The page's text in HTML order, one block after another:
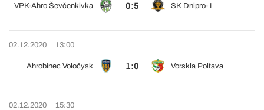
VPK-Ahro Ševčenkivka 0:5 SK Dnipro-1
02.12.2020 13:00
Ahrobinec Voločysk 1:0 Vorskla Poltava
02.12.2020 15:30